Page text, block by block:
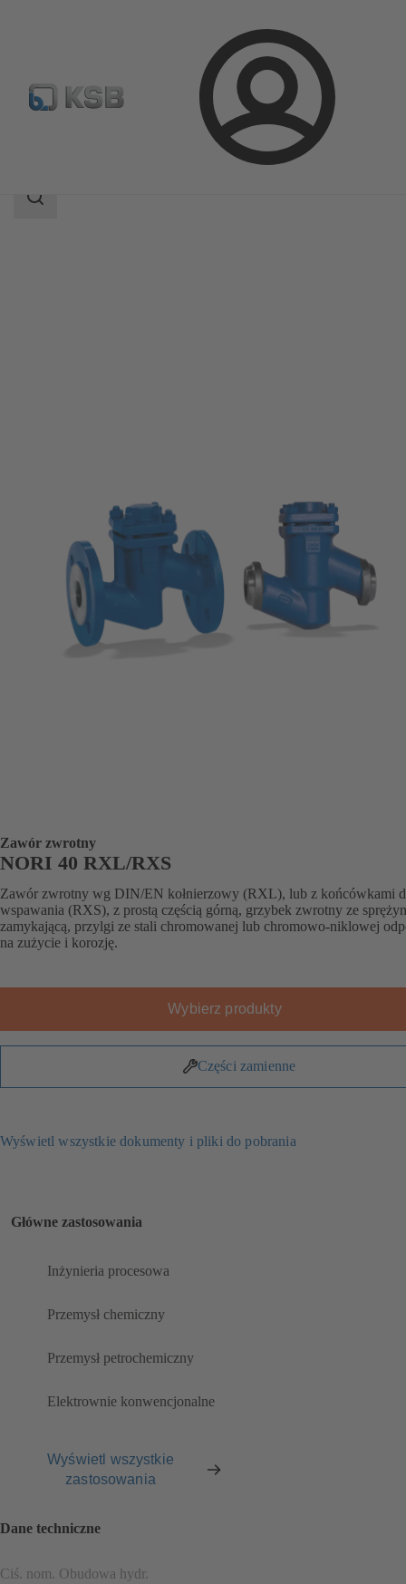
Login
Katalog produktów NORI 40 RXL/RXS
Zakres
Zawór zwrotny
NORI 40 RXL/RXS
Zawór zwrotny wg DIN/EN kołnierzowy (RXL), lub z końcówkami
wspawania (RXS), z prostą częścią górną, grzybek zwrotny ze
zamykającą, przylgi ze stali chromowanej lub chromowo-niklowej
na zużycie i korozję.
Wybierz produkty
Części zamienne
Wyświetl wszystkie dokumenty i pliki do pobrania
Główne zastosowania
Inżynieria procesowa
Przemysł chemiczny
Przemysł petrochemiczny
Elektrownie konwencjonalne
Wyświetl wszystkie
zastosowania
Dane techniczne
Ciś. nom. Obudowa hydr.